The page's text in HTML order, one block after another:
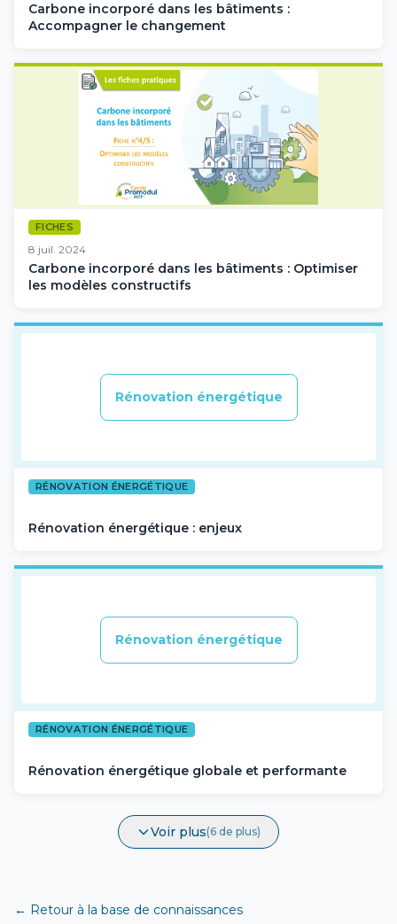
Carbone incorporé dans les bâtiments :
Accompagner le changement
FICHES
8 juil. 2024
Carbone incorporé dans les bâtiments : Optimiser
les modèles constructifs
Rénovation énergétique
RÉNOVATION ÉNERGÉTIQUE
Rénovation énergétique : enjeux
Rénovation énergétique
RÉNOVATION ÉNERGÉTIQUE
Rénovation énergétique globale et performante
Voir plus(6 de plus)
← Retour à la base de connaissances